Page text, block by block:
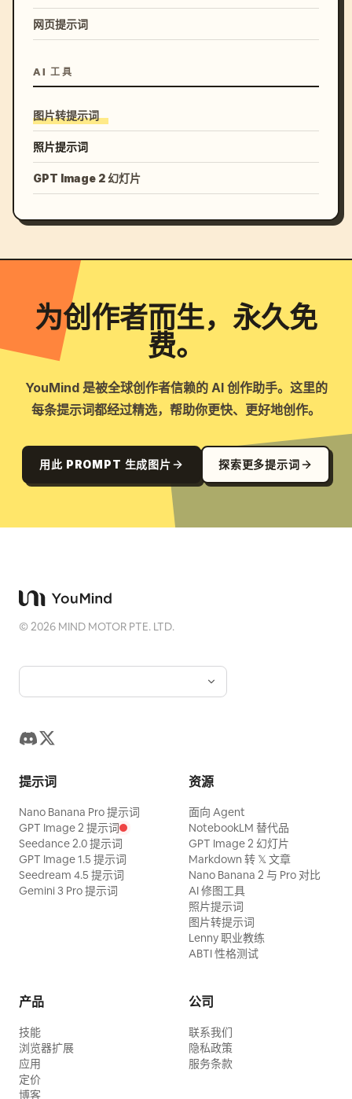
网页提示词
AI 工具
图片转提示词
照片提示词
GPT Image 2 幻灯片
为创作者而生，永久免
费。
YouMind 是被全球创作者信赖的 AI 创作助手。这里的
每条提示词都经过精选，帮助你更快、更好地创作。
用此 PROMPT 生成图片 探索更多提示词
©2026 MIND MOTOR PTE. LTD.
提示词
Nano Banana Pro 提示词
GPT Image 2 提示词
Seedance 2.0 提示词
GPT Image 1.5 提示词
Seedream 4.5 提示词
Gemini 3 Pro 提示词
资源
面向 Agent
NotebookLM 替代品
GPT Image 2 幻灯片
Markdown 转 𝕏 文章
Nano Banana 2 与 Pro 对比
AI 修图工具
照片提示词
图片转提示词
Lenny 职业教练
ABTI 性格测试
产品
技能
浏览器扩展
应用
定价
博客
公司
联系我们
隐私政策
服务条款